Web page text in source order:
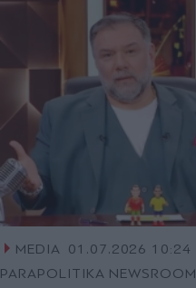
MEDIA 01.07.2026 10:24
PARAPOLITIKA NEWSROOM